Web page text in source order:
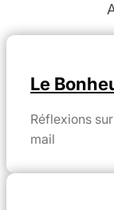
Le
Réflexions
mail